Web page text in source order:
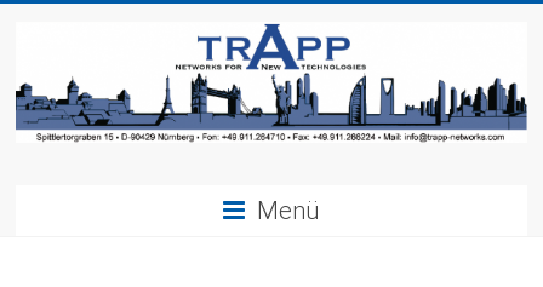
Menü